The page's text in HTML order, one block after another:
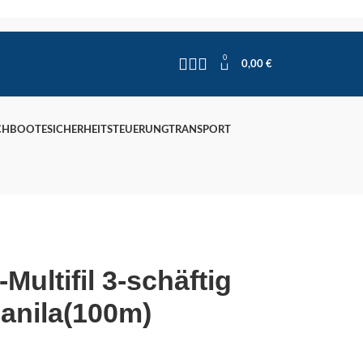
0
0,00 €
SICHERHEITSTEUERUNGTRANSPORT
3-schäftig